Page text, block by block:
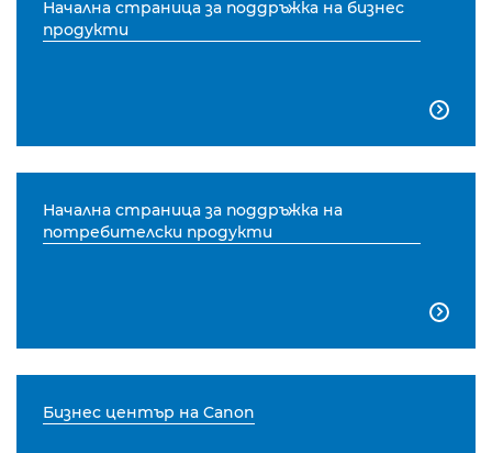
Начална страница за поддръжка на бизнес
продукти

Начална страница за поддръжка на
потребителски продукти

Бизнес център на Canon